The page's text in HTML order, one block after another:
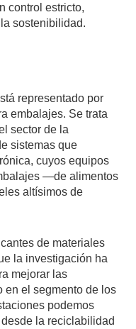
control estricto,
sostenibilidad.
representado por
embalajes. Se trata
sector de la
sistemas que
cuyos equipos
—de alimentos
altísimos de
de materiales
la investigación ha
mejorar las
en el segmento de los
podemos
la reciclabilidad